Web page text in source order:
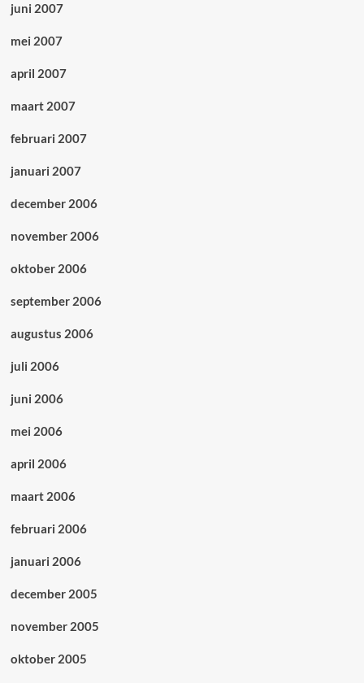
juni 2007
mei 2007
april 2007
maart 2007
februari 2007
januari 2007
december 2006
november 2006
oktober 2006
september 2006
augustus 2006
juli 2006
juni 2006
mei 2006
april 2006
maart 2006
februari 2006
januari 2006
december 2005
november 2005
oktober 2005